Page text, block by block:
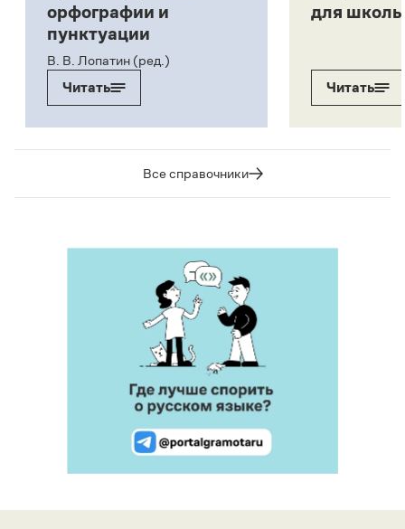
орфографии и
пунктуации
В. В. Лопатин (ред.)
Читать
для
Читать
Все справочники